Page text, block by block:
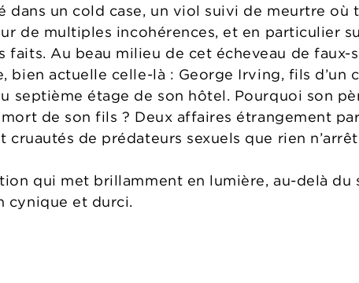
dans un cold case, un viol suivi de meurtre
de multiples incohérences, et en particulier
faits. Au beau milieu de cet écheveau de
bien actuelle celle-là : George Irving, fils d’un
septième étage de son hôtel. Pourquoi son
de son fils ? Deux affaires étrangement
cruautés de prédateurs sexuels que rien
qui met brillamment en lumière, au-delà du
cynique et durci.